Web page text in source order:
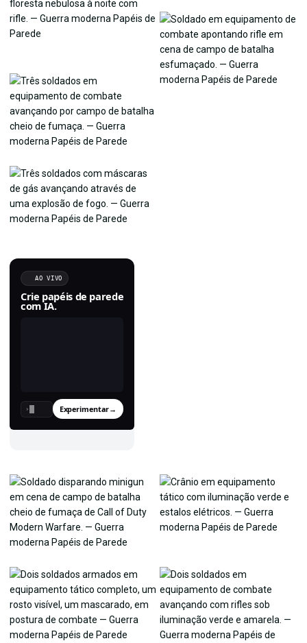
AO VIVO
Crie papéis de parede
com IA.
› Experimentar